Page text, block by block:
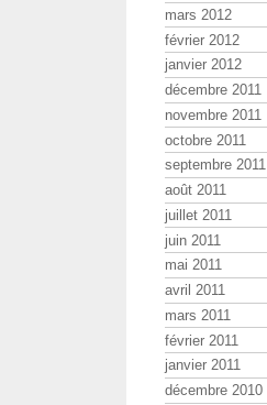
mars 2012
février 2012
janvier 2012
décembre 2011
novembre 2011
octobre 2011
septembre 2011
août 2011
juillet 2011
juin 2011
mai 2011
avril 2011
mars 2011
février 2011
janvier 2011
décembre 2010